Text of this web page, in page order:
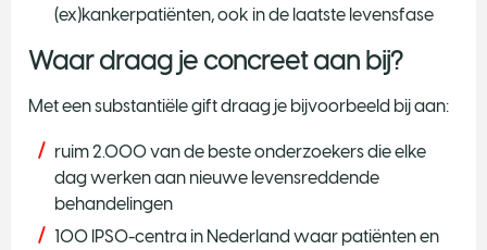
(ex)kankerpatiënten, ook in de laatste levensfase
Waar draag je concreet aan bij?
Met een substantiële gift draag je bijvoorbeeld bij aan:
ruim 2.000 van de beste onderzoekers die elke
dag werken aan nieuwe levensreddende
behandelingen
100 IPSO-centra in Nederland waar patiënten en